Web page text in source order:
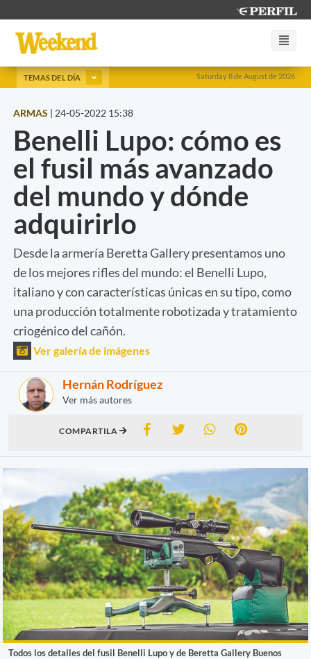
Saturday 8 de August de 2026
TEMAS DEL DÍA
ARMAS | 24-05-2022 15:38
Benelli Lupo: cómo es
el fusil más avanzado
del mundo y dónde
adquirirlo
Desde la armería Beretta Gallery presentamos uno
de los mejores rifles del mundo: el Benelli Lupo,
italiano y con características únicas en su tipo, como
una producción totalmente robotizada y tratamiento
criogénico del cañón.
Ver galería de imágenes
Hernán Rodríguez
Ver más autores
COMPARTILA
Todos los detalles del fusil Benelli Lupo y de Beretta Gallery Buenos